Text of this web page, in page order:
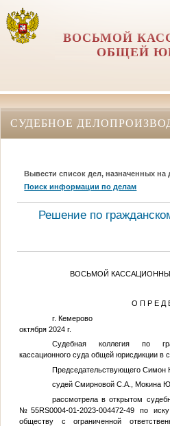
ВОСЬМОЙ
ОБЩЕЙ
СУДЕБНОЕ
Вывести список дел, назначенных на
Поиск информации по делам
Решение по
ВОСЬМОЙ
О П Р Е Д
г.
октября 2024 г.
Судебная коллегия по
кассационного суда общей юрисдикции в
Председательствующего Симон
судей Смирновой С.А., Мокина
рассмотрела в открытом
№55RS0004-01-2023-004472-49 по
обществу с ограниченной